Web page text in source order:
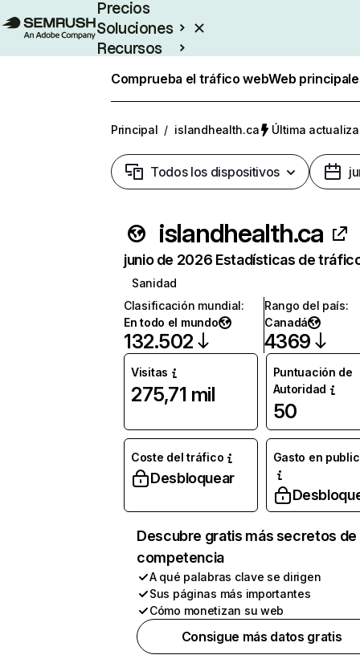
Precios
Soluciones
Recursos
Comprueba el tráfico webWeb
Principal / islandhealth.ca Última
Todos los dispositivos
islandhealth.ca
junio de 2026 Estadísticas de
Sanidad
Clasificación mundial:
En todo el mundo
132.502
Rango del país:
Canadá
4369
Visitas
275,71 mil
Puntuación de
Autoridad
50
Coste del tráfico
Desbloquear
Gasto en
Descubre gratis más secretos de
competencia
A qué palabras clave se dirigen
Sus páginas más importantes
Cómo monetizan su web
Consigue más datos gratis